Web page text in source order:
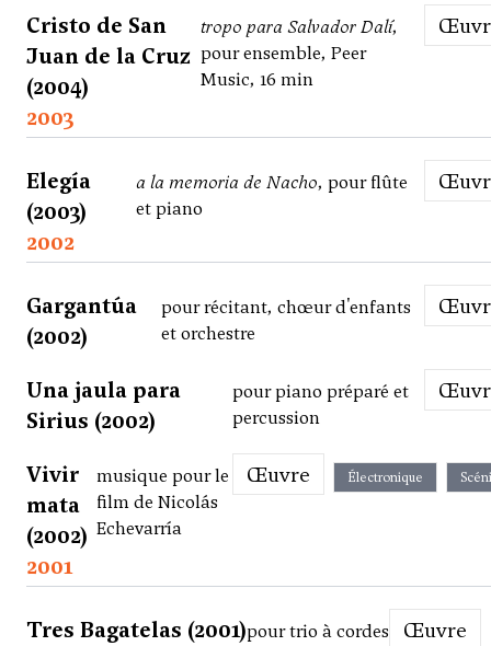
Cristo de San
Juan de la Cruz
(2004)
tropo para Salvador Dalí,
pour ensemble, Peer
Music, 16 min
2003
Elegía
(2003)
a la memoria de Nacho, pour flûte
et piano
2002
Gargantúa
(2002)
pour récitant, chœur d'enfants
et orchestre
Una jaula para
Sirius (2002)
pour piano préparé et
percussion
Vivir
mata
(2002)
musique pour le
film de Nicolás
Echevarría
Œuvre Électronique
2001
Tres Bagatelas (2001)pour trio à cordes Œuvre